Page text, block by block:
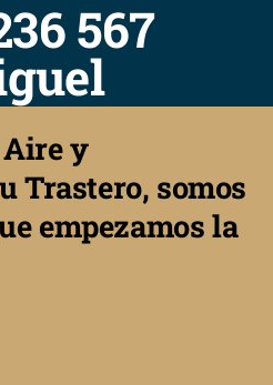
567
y
Trastero, somos
empezamos la